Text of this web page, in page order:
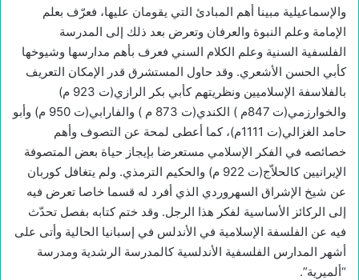
والإسماعيلية مبينا أهم المبادئ التي يقومان عليها، فعرّف بعلم
الإمامة وعلم النبوة والعرفان وتعرض بعد ذلك إلى المدرسة
الفلسفية السنية وعلم الكلام السني فعرف بأهم مدارسها وشيوخها
كأبي الحسن الأشعري. وقد حاول المستشرق قدر الإمكان التعريف
بالفلاسفة الإسلاميين ونظريتهم كأبي بكر الرازي(ت 923 م)
والخوارزمي(ت 847م ) الكندي(ت 873 م ) والفارابي(ت 950 م) وأبو
حامد الغزالي(ت 1111م)، كما أعطى لمحة عن التصوف وأهم
خصائصه في الفكر الإسلامي مستعرضا بإيجاز حياة بعض المتصوفة
الإيرانيين كالحلاّج(ت 922 م) والحكيم الترمذي. ولم يتغافل كوربان
عن شيخ الإشراق السهروردي الذي أفرد له قسما خاصا تعرض فيه
إلى الركائز الأساسية لفكر هذا الرجل. وقد ختم كتابه بفصل تحدّث
فيه عن الفلسفة الإسلامية في الأندلس في إسبانيا الحالية وأتى على
أشهر المدارس الفلسفية الأندلسية كالمدرسة الرشدية ومدرسة
“ألميرية”.